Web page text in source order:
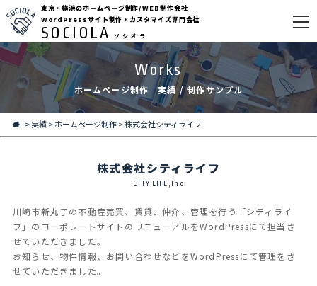
東京・横浜のホームページ制作/WEB制作会社
WordPressサイト制作・カスタマイズ専門会社
SOCIOLA ソシオラ
Works
ホームページ制作 実績 / 制作サンプル
>実績>ホームページ制作>株式会社シティライフ
株式会社シティライフ
CITY LIFE,Inc
川崎市新丸子の不動産売買、賃貸、仲介、管理を行う「シティライ
フ」のコーポレートサイトのリニューアルをWordPressにて担当さ
せていただきました。
お知らせ、物件情報、お問い合わせなどをWordPressにて管理をさ
せていただきました。